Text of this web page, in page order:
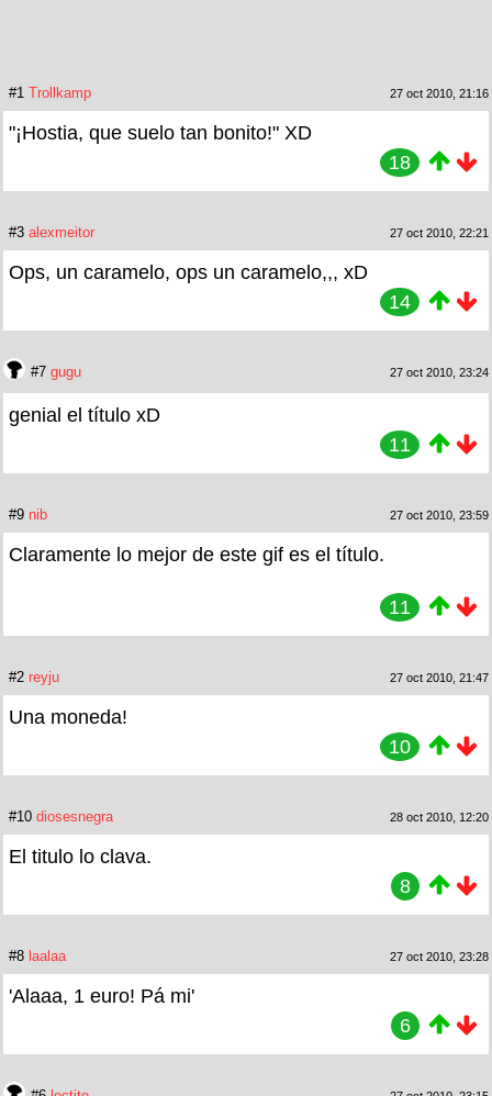
#1 Trollkamp 27 oct 2010, 21:16
"¡Hostia, que suelo tan bonito!" XD
18
#3 alexmeitor 27 oct 2010, 22:21
Ops, un caramelo, ops un caramelo,,, xD
14
#7 gugu 27 oct 2010, 23:24
genial el título xD
11
#9 nib 27 oct 2010, 23:59
Claramente lo mejor de este gif es el título.
11
#2 reyju 27 oct 2010, 21:47
Una moneda!
10
#10 diosesnegra 28 oct 2010, 12:20
El titulo lo clava.
8
#8 laalaa 27 oct 2010, 23:28
'Alaaa, 1 euro! Pá mi'
6